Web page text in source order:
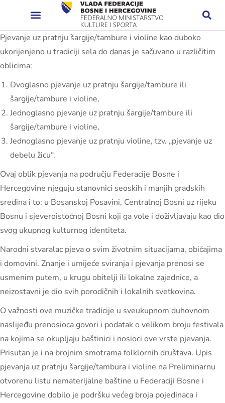
Pjevanje uz pratnju šargije/tambure i violine kao duboko
ukorijenjeno u tradiciji sela do danas je sačuvano u različitim
oblicima:
Dvoglasno pjevanje uz pratnju šargije/tambure ili
šargije/tambure i violine,
Jednoglasno pjevanje uz pratnju šargije/tambure ili
šargije/tambure i violine,
Jednoglasno pjevanje uz pratnju violine, tzv. „pjevanje uz
debelu žicu“.
Ovaj oblik pjevanja na području Federacije Bosne i
Hercegovine njeguju stanovnici seoskih i manjih gradskih
sredina i to: u Bosanskoj Posavini, Centralnoj Bosni uz rijeku
Bosnu i sjeveroistočnoj Bosni koji ga vole i doživljavaju kao dio
svog ukupnog kulturnog identiteta.
Narodni stvaralac pjeva o svim životnim situacijama, običajima
i domovini. Znanje i umijeće sviranja i pjevanja prenosi se
usmenim putem, u krugu obitelji ili lokalne zajednice, a
neizostavni je dio svih porodičnih i lokalnih svetkovina.
O važnosti ove muzičke tradicije u sveukupnom duhovnom
naslijeđu prenosioca govori i podatak o velikom broju festivala
na kojima se okupljaju baštinici i nosioci ove vrste pjevanja.
Prisutan je i na brojnim smotrama folklornih društava. Upis
pjevanja uz pratnju šargije/tambura i violine na Preliminarnu
otvorenu listu nematerijalne baštine u Federaciji Bosne i
Hercegovine dobilo je podršku većeg broja pojedinaca i